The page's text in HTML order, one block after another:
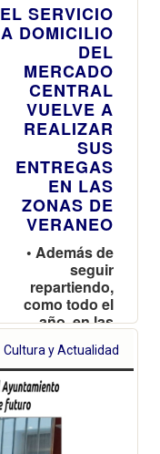
EL SERVICIO
A DOMICILIO
DEL
MERCADO
CENTRAL
VUELVE A
REALIZAR
SUS
ENTREGAS
EN LAS
ZONAS DE
VERANEO
• Además de
seguir
repartiendo,
como todo el
año, en las
residenciales,
se refuerza en
verano en las
playas del sur,
desde El
Perellonet hasta
Cultura y Actualidad